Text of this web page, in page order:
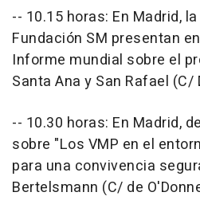
-- 10.15 horas: En Madrid, la
Fundación SM presentan
Informe mundial sobre el
Santa Ana y San Rafael (C/
-- 10.30 horas: En Madrid,
sobre "Los VMP en el
para una convivencia
Bertelsmann (C/ de